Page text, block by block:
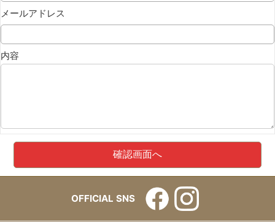
メールアドレス
内容
OFFICIAL SNS